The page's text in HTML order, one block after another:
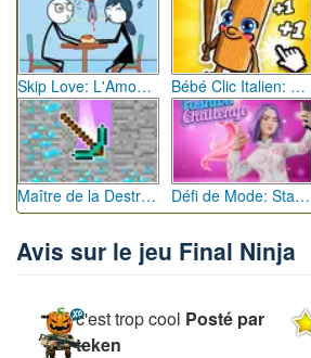
Skip Love: L'Amour en Péril Bébé Clic Italien: La Folie des Petits Bambins
Maître de la Destruction: Fusion de Pioches Défi de Mode: Star du Podium
Avis sur le jeu Final Ninja
c'est trop cool Posté par
teken